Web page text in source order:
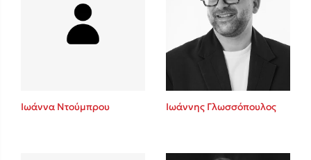
Ιωάννα Ντούμπρου Ιωάννης Γλωσσόπουλος